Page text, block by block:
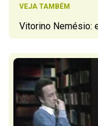
VEJA TAMBÉM
Vitorino Nemésio: